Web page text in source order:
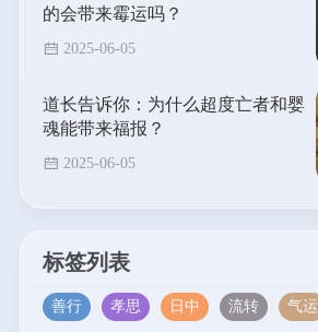
的会带来霉运吗？
2025-06-05
道长告诉你：为什么超度亡者和婴
魂能带来福报？
2025-06-05
标签列表
善行 孝思 日中 流转 气运